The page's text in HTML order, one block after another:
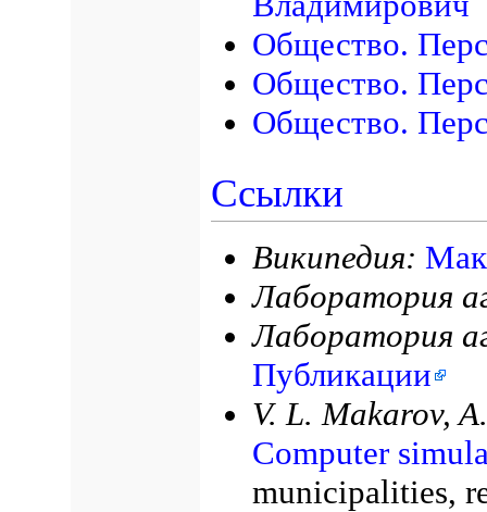
Общество.
Общество.
Общество.
Ссылки
Википедия:
Лаборатория
Лаборатория
Публикации
V. L. Makarov,
Computer
municipalities,